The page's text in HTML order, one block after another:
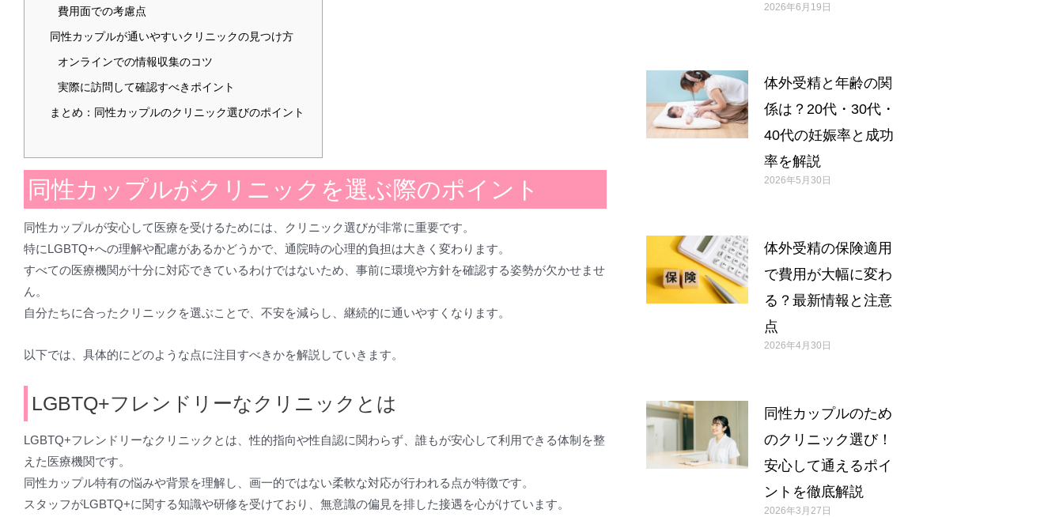
費用面での考慮点
同性カップルが通いやすいクリニックの見つけ方
オンラインでの情報収集のコツ
実際に訪問して確認すべきポイント
まとめ：同性カップルのクリニック選びのポイント
同性カップルがクリニックを選ぶ際のポイント
同性カップルが安心して医療を受けるためには、クリニック選びが非常に重要です。
特にLGBTQ+への理解や配慮があるかどうかで、通院時の心理的負担は大きく変わります。
すべての医療機関が十分に対応できているわけではないため、事前に環境や方針を確認する姿勢が欠かせませ
ん。
自分たちに合ったクリニックを選ぶことで、不安を減らし、継続的に通いやすくなります。
以下では、具体的にどのような点に注目すべきかを解説していきます。
LGBTQ+フレンドリーなクリニックとは
LGBTQ+フレンドリーなクリニックとは、性的指向や性自認に関わらず、誰もが安心して利用できる体制を整
えた医療機関です。
同性カップル特有の悩みや背景を理解し、画一的ではない柔軟な対応が行われる点が特徴です。
スタッフがLGBTQ+に関する知識や研修を受けており、無意識の偏見を排した接遇を心がけています。
2026年6月19日
体外受精と年齢の関
係は？20代・30代・
40代の妊娠率と成功
率を解説
2026年5月30日
体外受精の保険適用
で費用が大幅に変わ
る？最新情報と注意
点
2026年4月30日
同性カップルのため
のクリニック選び！
安心して通えるポイ
ントを徹底解説
2026年3月27日